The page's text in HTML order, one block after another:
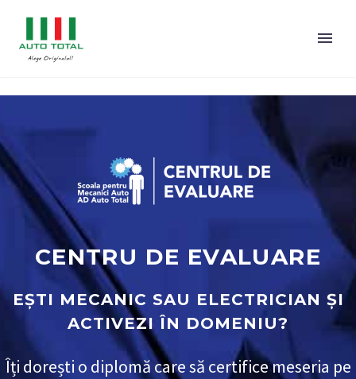
CENTRU DE EVALUARE
EȘTI MECANIC SAU ELECTRICIAN ȘI
ACTIVEZI ÎN DOMENIU?
Îți dorești o diplomă care să certifice meseria pe